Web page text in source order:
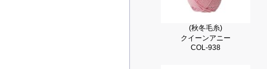
(秋冬毛糸)
クイーンアニー
COL-938